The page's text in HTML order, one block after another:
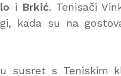
i Brkić. Tenisači
kada su na
susret s Teniskim